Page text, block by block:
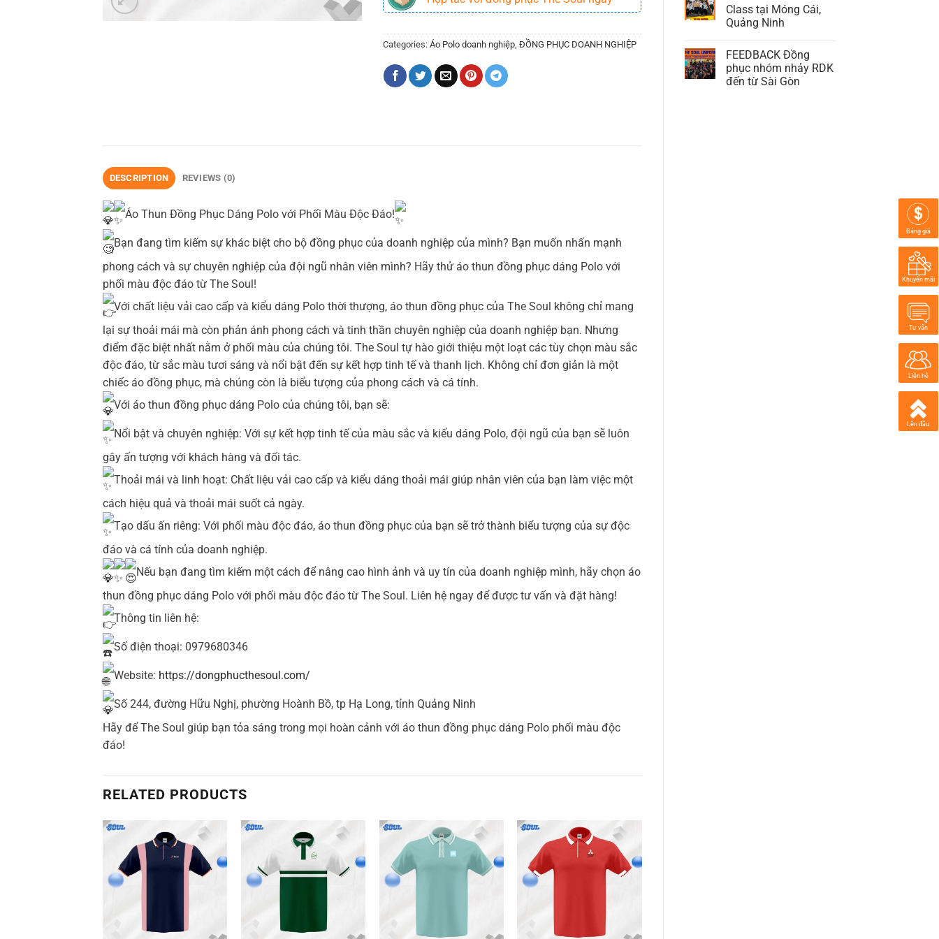
Class tại Móng Cái,
Quảng Ninh
FEEDBACK Đồng
phục nhóm nhảy RDK
đến từ Sài Gòn
Categories: Áo Polo doanh nghiệp, ĐỒNG PHỤC DOANH NGHIỆP
DESCRIPTION REVIEWS (0)
Áo Thun Đồng Phục Dáng Polo với Phối Màu Độc Đáo!
Bạn đang tìm kiếm sự khác biệt cho bộ đồng phục của doanh nghiệp của mình? Bạn muốn nhấn mạnh
phong cách và sự chuyên nghiệp của đội ngũ nhân viên mình? Hãy thử áo thun đồng phục dáng Polo với
phối màu độc đáo từ The Soul!
Với chất liệu vải cao cấp và kiểu dáng Polo thời thượng, áo thun đồng phục của The Soul không chỉ mang
lại sự thoải mái mà còn phản ánh phong cách và tinh thần chuyên nghiệp của doanh nghiệp bạn. Nhưng
điểm đặc biệt nhất nằm ở phối màu của chúng tôi. The Soul tự hào giới thiệu một loạt các tùy chọn màu sắc
độc đáo, từ sắc màu tươi sáng và nổi bật đến sự kết hợp tinh tế và thanh lịch. Không chỉ đơn giản là một
chiếc áo đồng phục, mà chúng còn là biểu tượng của phong cách và cá tính.
Với áo thun đồng phục dáng Polo của chúng tôi, bạn sẽ:
Nổi bật và chuyên nghiệp: Với sự kết hợp tinh tế của màu sắc và kiểu dáng Polo, đội ngũ của bạn sẽ luôn
gây ấn tượng với khách hàng và đối tác.
Thoải mái và linh hoạt: Chất liệu vải cao cấp và kiểu dáng thoải mái giúp nhân viên của bạn làm việc một
cách hiệu quả và thoải mái suốt cả ngày.
Tạo dấu ấn riêng: Với phối màu độc đáo, áo thun đồng phục của bạn sẽ trở thành biểu tượng của sự độc
đáo và cá tính của doanh nghiệp.
Nếu bạn đang tìm kiếm một cách để nâng cao hình ảnh và uy tín của doanh nghiệp mình, hãy chọn áo
thun đồng phục dáng Polo với phối màu độc đáo từ The Soul. Liên hệ ngay để được tư vấn và đặt hàng!
Thông tin liên hệ:
Số điện thoại: 0979680346
Website: https://dongphucthesoul.com/
Số 244, đường Hữu Nghị, phường Hoành Bồ, tp Hạ Long, tỉnh Quảng Ninh
Hãy để The Soul giúp bạn tỏa sáng trong mọi hoàn cảnh với áo thun đồng phục dáng Polo phối màu độc
đáo!
RELATED PRODUCTS
Bảng giá
Khuyến mãi
Tư vấn
Liên hệ
Lên đầu